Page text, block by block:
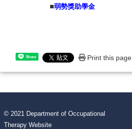
■弱勢獎助學金
Share Print this page
© 2021 Department of Occupational
Therapy Website